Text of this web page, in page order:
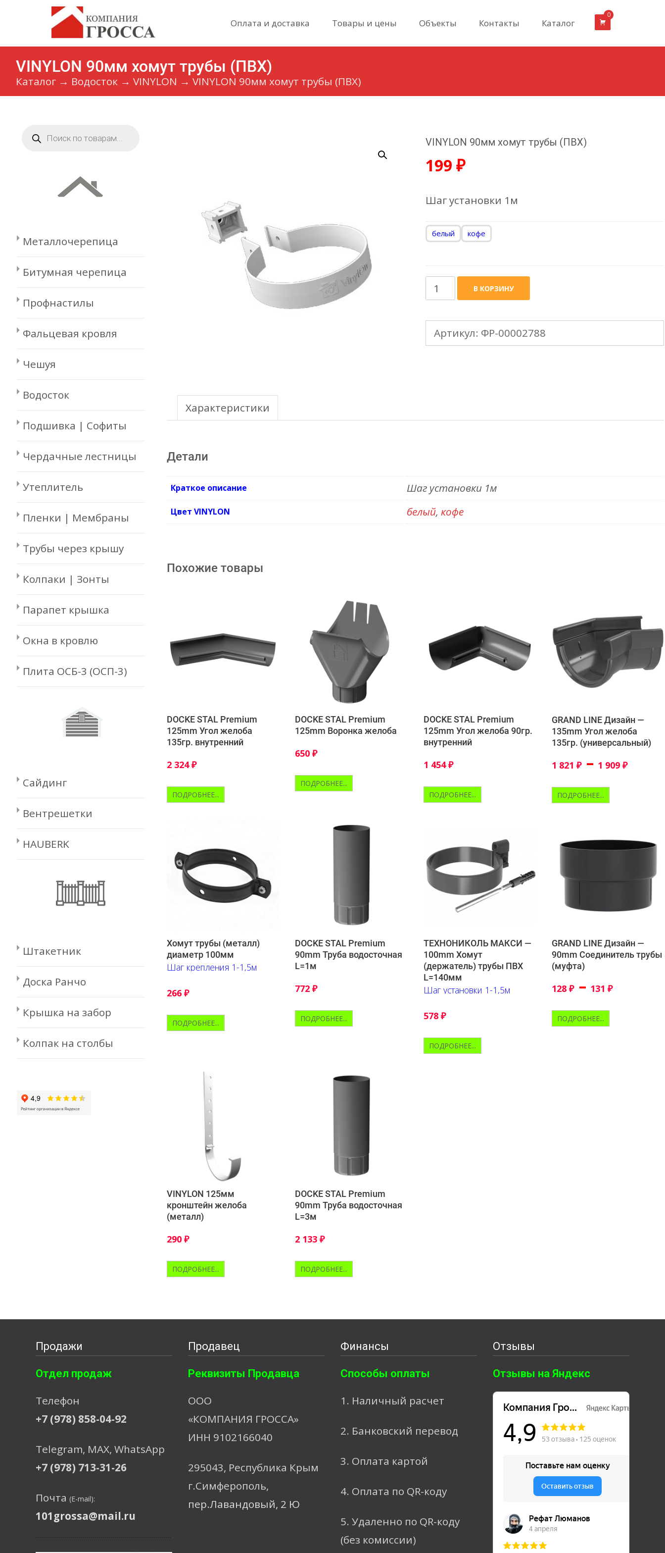
content
Оплата и доставка Товары и цены Объекты Контакты Каталог
0
VINYLON 90мм хомут трубы (ПВХ)
Каталог → Водосток → VINYLON → VINYLON 90мм хомут трубы (ПВХ)
VINYLON 90мм хомут трубы (ПВХ)
199 ₽
Шаг установки 1м
белый кофе
Количество
товара
VINYLON
90мм
В КОРЗИНУ
Артикул: ФР-00002788
Характеристики
Детали
Краткое описание Шаг установки 1м
Цвет VINYLON белый, кофе
Похожие товары
DOCKE STAL Premium
125mm Угол желоба
135гр. внутренний
2 324₽
ПОДРОБНЕЕ...
DOCKE STAL Premium
125mm Воронка желоба
650₽
ПОДРОБНЕЕ...
DOCKE STAL Premium
125mm Угол желоба 90гр.
внутренний
1 454₽
ПОДРОБНЕЕ...
GRAND LINE Дизайн —
135mm Угол желоба
135гр. (универсальный)
1 821 ₽ – 1 909 ₽
ПОДРОБНЕЕ...
Хомут трубы (металл)
диаметр 100мм
Шаг крепления 1-1,5м
266 ₽
ПОДРОБНЕЕ...
DOCKE STAL Premium
90mm Труба водосточная
L=1м
772₽
ПОДРОБНЕЕ...
ТЕХНОНИКОЛЬ МАКСИ —
100mm Хомут
(держатель) трубы ПВХ
L=140мм
Шаг установки 1-1,5м
578 ₽
ПОДРОБНЕЕ...
GRAND LINE Дизайн —
90mm Соединитель трубы
(муфта)
128 ₽ – 131 ₽
ПОДРОБНЕЕ...
VINYLON 125мм
кронштейн желоба
(металл)
290 ₽
ПОДРОБНЕЕ...
DOCKE STAL Premium
90mm Труба водосточная
L=3м
2 133₽
ПОДРОБНЕЕ...
товаров
Металлочерепица
Битумная черепица
Профнастилы
Фальцевая кровля
Чешуя
Водосток
Подшивка | Софиты
Чердачные лестницы
Утеплитель
Пленки | Мембраны
Трубы через крышу
Колпаки | Зонты
Парапет крышка
Окна в кровлю
Плита ОСБ-3 (ОСП-3)
Сайдинг
Вентрешетки
HAUBERK
Штакетник
Доска Ранчо
Крышка на забор
Колпак на столбы
Продажи
Отдел продаж
Телефон
+7 (978) 858-04-92
Telegram, МАХ, WhatsApp
+7 (978) 713-31-26
Почта (E-mail):
101grossa@mail.ru
Продавец
Реквизиты Продавца
ООО
«КОМПАНИЯ ГРОССА»
ИНН 9102166040
295043, Республика Крым
г.Симферополь,
пер.Лавандовый, 2 Ю
Финансы
Способы оплаты
1. Наличный расчет
2. Банковский перевод
3. Оплата картой
4. Оплата по QR-коду
5. Удаленно по QR-коду
(без комиссии)
Отзывы
Отзывы на Яндекс